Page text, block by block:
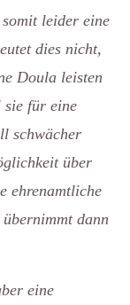
leider eine
dies nicht,
Doula leisten
sie für eine
schwächer
über
ehrenamtliche
dann
eine